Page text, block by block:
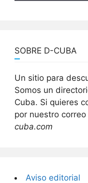
SOBRE D-CUBA
Un sitio para
Somos un
Cuba. Si quieres
por nuestro
cuba.com
Aviso editorial